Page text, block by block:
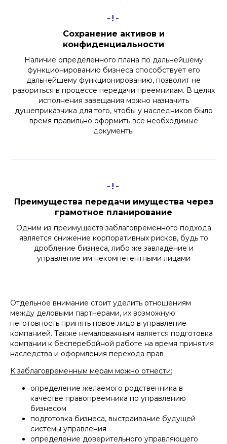
-!-
Сохранение активов и
конфиденциальности
Наличие определенного плана по дальнейшему
функционированию бизнеса способствует его
дальнейшему функционированию, позволит не
разориться в процессе передачи преемникам. В целях
исполнения завещания можно назначить
душеприказчика для того, чтобы у наследников было
время правильно оформить все необходимые
документы
-!-
Преимущества передачи имущества через
грамотное планирование
Одним из преимуществ заблаговременного подхода
является снижение корпоративных рисков, будь то
дробление бизнеса, либо же завладение и
управление им некомпетентными лицами
Отдельное внимание стоит уделить отношениям
между деловыми партнерами, их возможную
неготовность принять новое лицо в управление
компанией. Также немаловажным является подготовка
компании к бесперебойной работе на время принятия
наследства и оформления перехода прав
К заблаговременным мерам можно отнести:
определение желаемого родственника в
качестве правопреемника по управлению
бизнесом
подготовка бизнеса, выстраивание будущей
системы управления
определение доверительного управляющего